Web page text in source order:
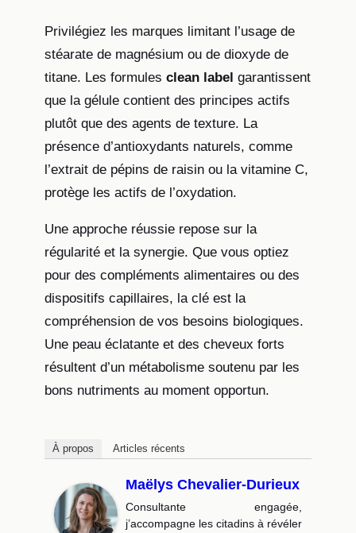
Privilégiez les marques limitant l’usage de
stéarate de magnésium ou de dioxyde de
titane. Les formules clean label garantissent
que la gélule contient des principes actifs
plutôt que des agents de texture. La
présence d’antioxydants naturels, comme
l’extrait de pépins de raisin ou la vitamine C,
protège les actifs de l’oxydation.
Une approche réussie repose sur la
régularité et la synergie. Que vous optiez
pour des compléments alimentaires ou des
dispositifs capillaires, la clé est la
compréhension de vos besoins biologiques.
Une peau éclatante et des cheveux forts
résultent d’un métabolisme soutenu par les
bons nutriments au moment opportun.
À propos Articles récents
Maëlys Chevalier-Durieux
Consultante engagée,
j’accompagne les citadins à révéler